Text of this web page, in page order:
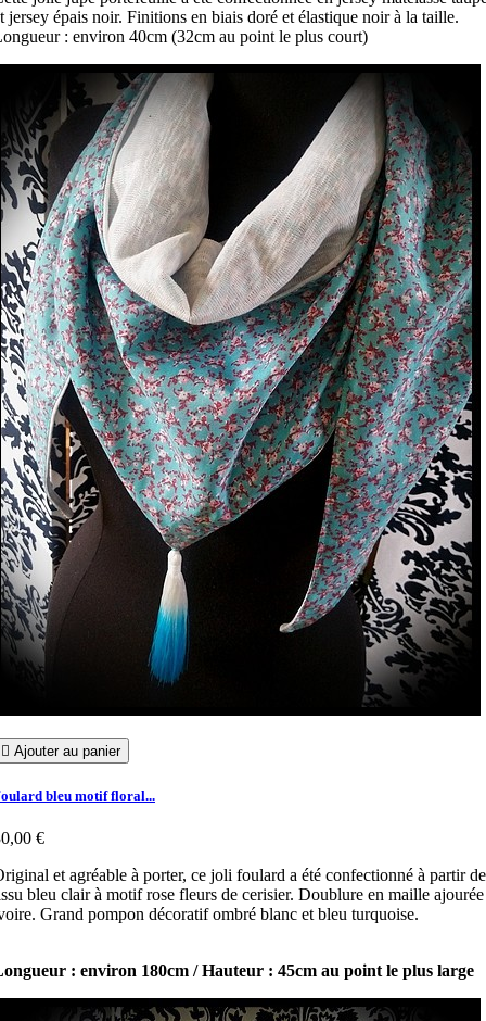
jersey épais noir. Finitions en biais doré et élastique noir à la taille.
: environ 40cm (32cm au point le plus court)
 Ajouter au panier
bleu motif floral...
€
et agréable à porter, ce joli foulard a été confectionné à partir de
bleu clair à motif rose fleurs de cerisier. Doublure en maille ajourée
Grand pompon décoratif ombré blanc et bleu turquoise.
: environ 180cm / Hauteur : 45cm au point le plus large